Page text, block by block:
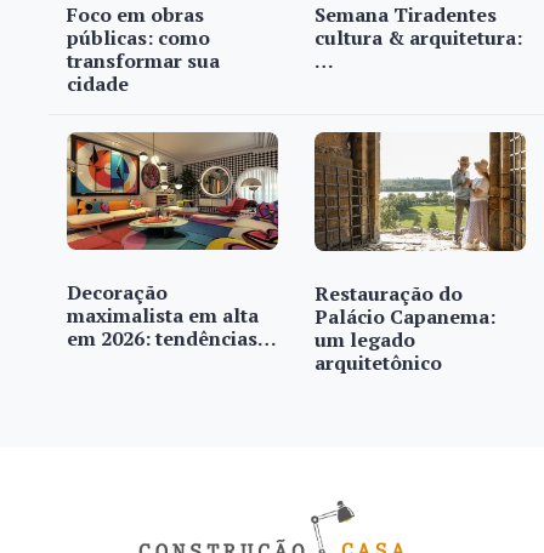
Foco em obras
públicas: como
transformar sua
cidade
Semana Tiradentes
cultura & arquitetura:
…
Decoração
maximalista em alta
em 2026: tendências…
Restauração do
Palácio Capanema:
um legado
arquitetônico